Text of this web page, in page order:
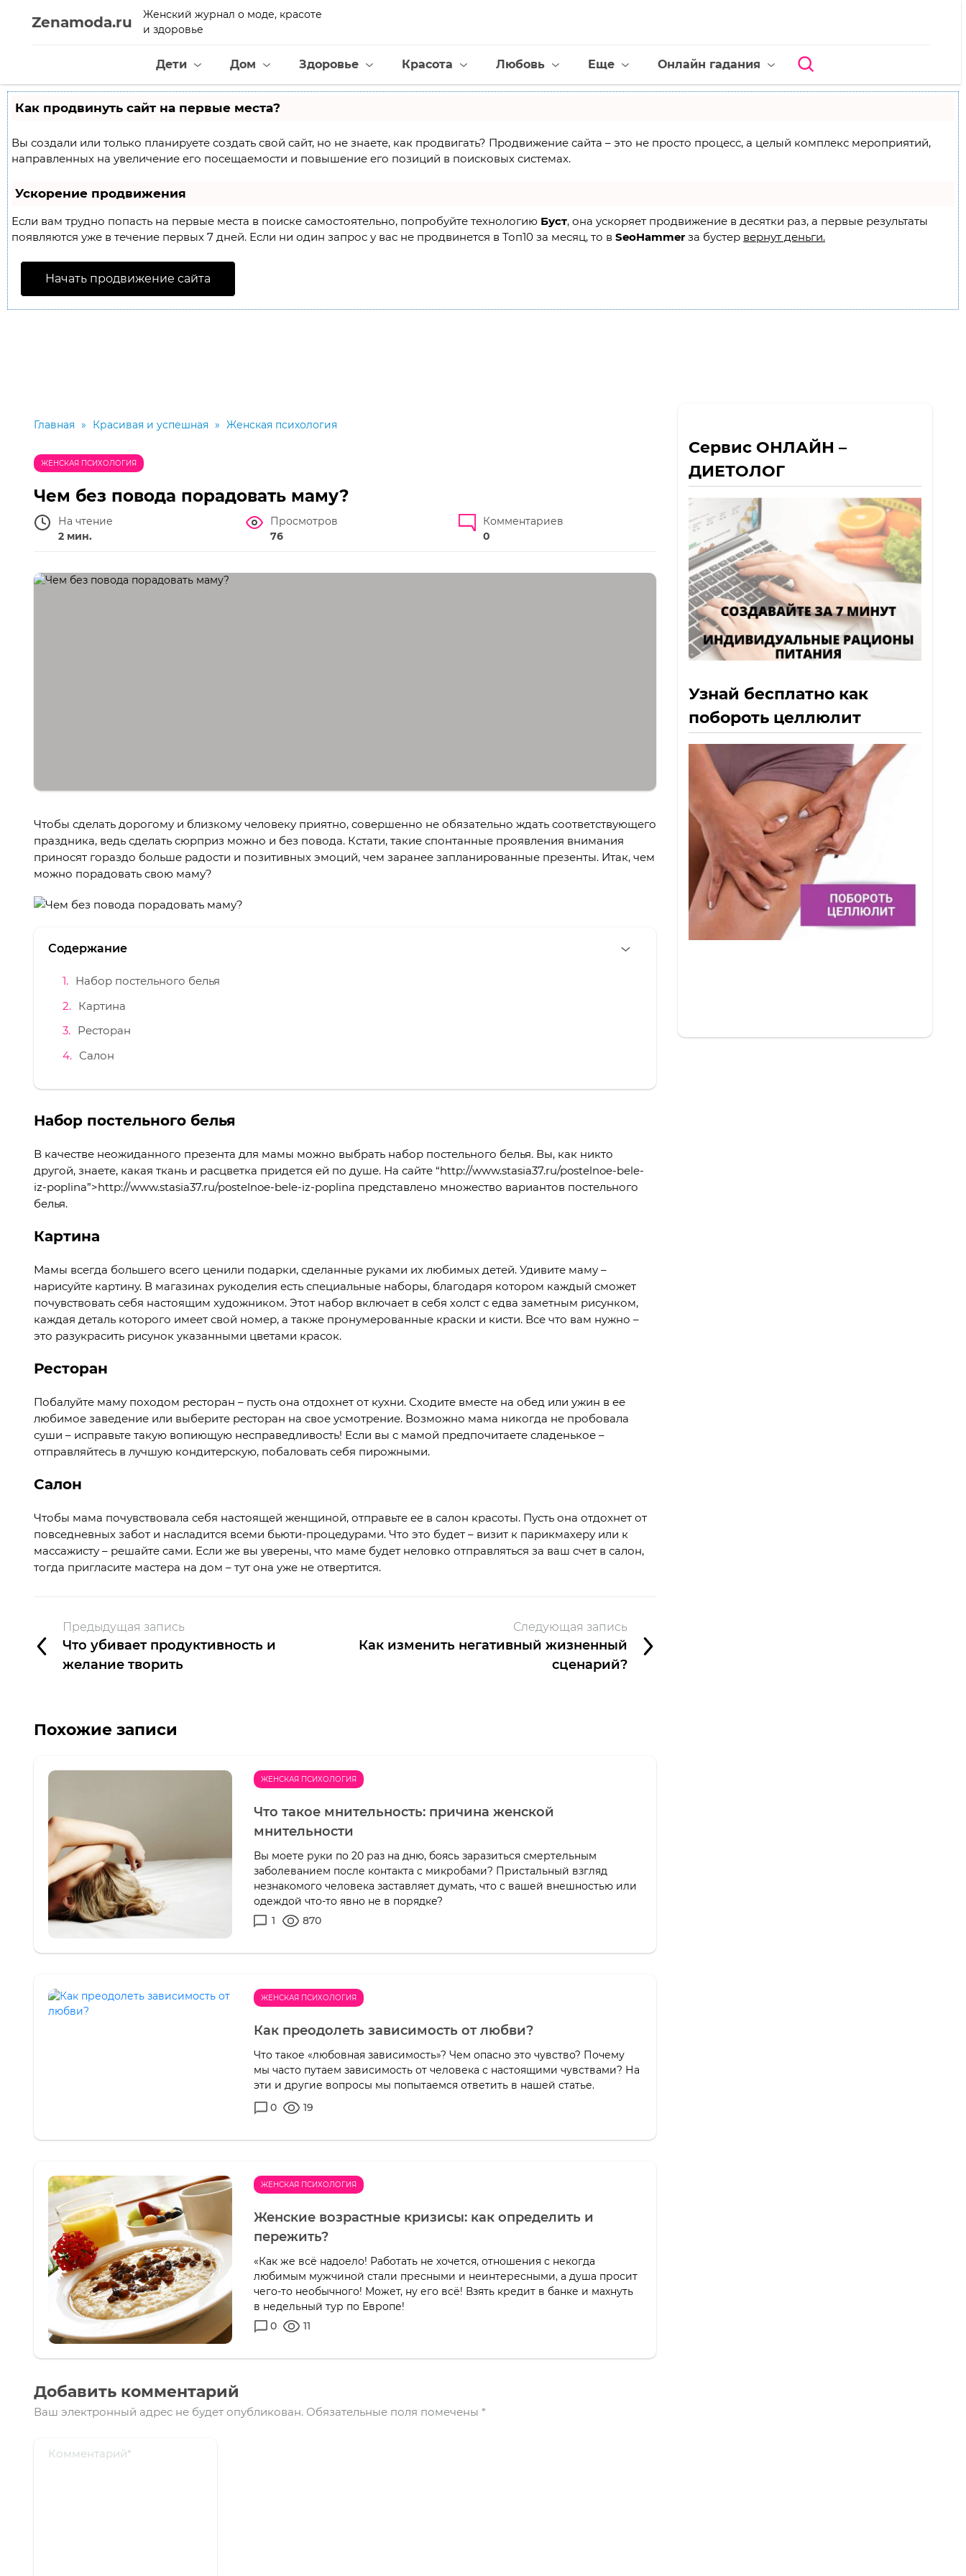
Zenamoda.ru
Женский журнал о моде, красоте
и здоровье
Дети Дом Здоровье Красота Любовь Еще Онлайн гадания
Как продвинуть сайт на первые места?
Вы создали или только планируете создать свой сайт, но не знаете, как продвигать? Продвижение сайта – это не просто процесс, а целый комплекс мероприятий,
направленных на увеличение его посещаемости и повышение его позиций в поисковых системах.
Ускорение продвижения
Если вам трудно попасть на первые места в поиске самостоятельно, попробуйте технологию Буст, она ускоряет продвижение в десятки раз, а первые результаты
появляются уже в течение первых 7 дней. Если ни один запрос у вас не продвинется в Топ10 за месяц, то в SeoHammer за бустер вернут деньги.
Начать продвижение сайта
Главная » Красивая и успешная » Женская психология
ЖЕНСКАЯ ПСИХОЛОГИЯ
Чем без повода порадовать маму?
На чтение
2 мин.
Просмотров
76
Комментариев
0
Чтобы сделать дорогому и близкому человеку приятно, совершенно не обязательно ждать соответствующего
праздника, ведь сделать сюрприз можно и без повода. Кстати, такие спонтанные проявления внимания
приносят гораздо больше радости и позитивных эмоций, чем заранее запланированные презенты. Итак, чем
можно порадовать свою маму?
Содержание
Набор постельного белья
Картина
Ресторан
Салон
Набор постельного белья
В качестве неожиданного презента для мамы можно выбрать набор постельного белья. Вы, как никто
другой, знаете, какая ткань и расцветка придется ей по душе. На сайте “http://www.stasia37.ru/postelnoe-bele-
iz-poplina”>http://www.stasia37.ru/postelnoe-bele-iz-poplina представлено множество вариантов постельного
белья.
Картина
Мамы всегда большего всего ценили подарки, сделанные руками их любимых детей. Удивите маму –
нарисуйте картину. В магазинах рукоделия есть специальные наборы, благодаря котором каждый сможет
почувствовать себя настоящим художником. Этот набор включает в себя холст с едва заметным рисунком,
каждая деталь которого имеет свой номер, а также пронумерованные краски и кисти. Все что вам нужно –
это разукрасить рисунок указанными цветами красок.
Ресторан
Побалуйте маму походом ресторан – пусть она отдохнет от кухни. Сходите вместе на обед или ужин в ее
любимое заведение или выберите ресторан на свое усмотрение. Возможно мама никогда не пробовала
суши – исправьте такую вопиющую несправедливость! Если вы с мамой предпочитаете сладенькое –
отправляйтесь в лучшую кондитерскую, побаловать себя пирожными.
Салон
Чтобы мама почувствовала себя настоящей женщиной, отправьте ее в салон красоты. Пусть она отдохнет от
повседневных забот и насладится всеми бьюти-процедурами. Что это будет – визит к парикмахеру или к
массажисту – решайте сами. Если же вы уверены, что маме будет неловко отправляться за ваш счет в салон,
тогда пригласите мастера на дом – тут она уже не отвертится.
Предыдущая запись
Что убивает продуктивность и
желание творить
Следующая запись
Как изменить негативный жизненный
сценарий?
Похожие записи
ЖЕНСКАЯ ПСИХОЛОГИЯ
Что такое мнительность: причина женской
мнительности
Вы моете руки по 20 раз на дню, боясь заразиться смертельным
заболеванием после контакта с микробами? Пристальный взгляд
незнакомого человека заставляет думать, что с вашей внешностью или
одеждой что-то явно не в порядке?
1
870
ЖЕНСКАЯ ПСИХОЛОГИЯ
Как преодолеть зависимость от любви?
Что такое «любовная зависимость»? Чем опасно это чувство? Почему
мы часто путаем зависимость от человека с настоящими чувствами? На
эти и другие вопросы мы попытаемся ответить в нашей статье.
0
19
ЖЕНСКАЯ ПСИХОЛОГИЯ
Женские возрастные кризисы: как определить и
пережить?
«Как же всё надоело! Работать не хочется, отношения с некогда
любимым мужчиной стали пресными и неинтересными, а душа просит
чего-то необычного! Может, ну его всё! Взять кредит в банке и махнуть
в недельный тур по Европе!
0
11
Добавить комментарий
Ваш электронный адрес не будет опубликован. Обязательные поля помечены *
Сервис ОНЛАЙН –
ДИЕТОЛОГ
Узнай бесплатно как
побороть целлюлит